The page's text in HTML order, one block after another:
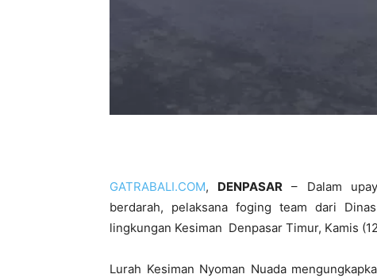
GATRABALI.COM, DENPASAR – Dalam
berdarah, pelaksana foging team dari
lingkungan Kesiman Denpasar Timur, Kamis
Lurah Kesiman Nyoman Nuada